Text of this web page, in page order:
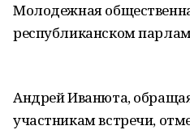
Молодежная
республиканском
Андрей Иванюта,
участникам встречи,